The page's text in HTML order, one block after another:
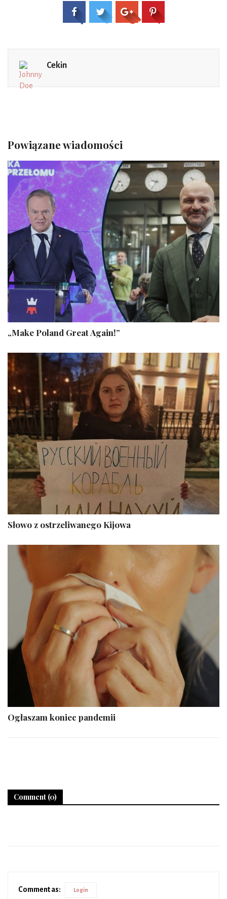
Cekin
Powiązane wiadomości
„Make Poland Great Again!”
Słowo z ostrzeliwanego Kijowa
Ogłaszam koniec pandemii
Comment (0)
Comment as: Login